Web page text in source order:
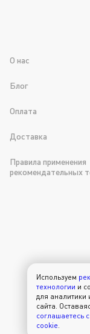
О нас
Блог
Оплата
Доставка
Правила применения
рекомендательных
300
подарок
Используем
технологии и
для аналитики
сайта.
соглашаетесь
cookie.